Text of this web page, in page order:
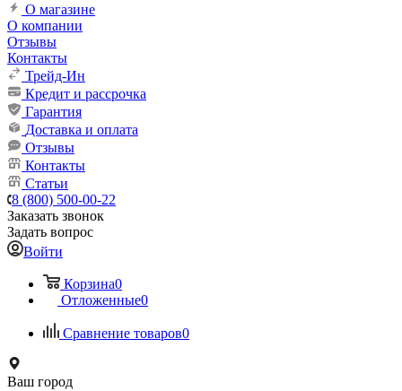
О магазине
О компании
Отзывы
Контакты
Трейд-Ин
Кредит и рассрочка
Гарантия
Доставка и оплата
Отзывы
Контакты
Статьи
8 (800) 500-00-22
Заказать звонок
Задать вопрос
Войти
Корзина0
Отложенные0
Сравнение товаров0
Ваш город